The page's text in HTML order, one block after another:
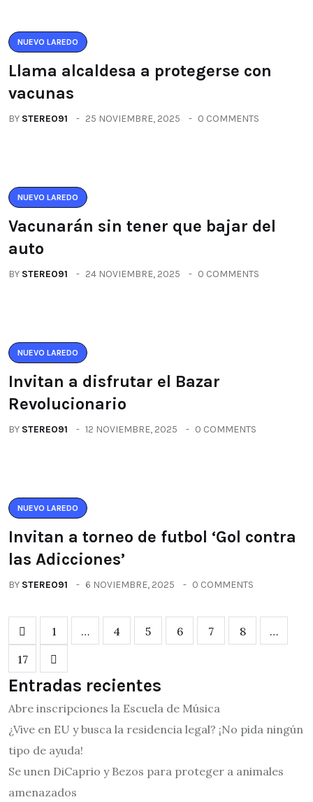
NUEVO LAREDO
Llama alcaldesa a protegerse con
vacunas
BY STEREO91 25 NOVIEMBRE, 2025 0 COMMENTS
NUEVO LAREDO
Vacunarán sin tener que bajar del
auto
BY STEREO91 24 NOVIEMBRE, 2025 0 COMMENTS
NUEVO LAREDO
Invitan a disfrutar el Bazar
Revolucionario
BY STEREO91 12 NOVIEMBRE, 2025 0 COMMENTS
NUEVO LAREDO
Invitan a torneo de futbol ‘Gol contra
las Adicciones’
BY STEREO91 6 NOVIEMBRE, 2025 0 COMMENTS
1 … 4 5 6 7 8
…
17
Entradas recientes
Abre inscripciones la Escuela de Música
¿Vive en EU y busca la residencia legal? ¡No pida ningún
tipo de ayuda!
Se unen DiCaprio y Bezos para proteger a animales
amenazados